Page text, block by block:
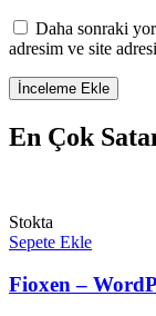
Daha sonraki
adresim ve site
En Çok
Stokta
Sepete Ekle
Fioxen –